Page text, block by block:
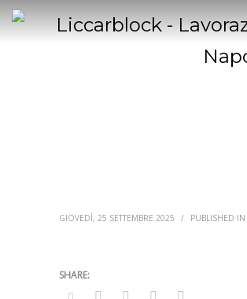
GIOVEDÌ, 25 SETTEMBRE 2025 / PUBLISHED IN